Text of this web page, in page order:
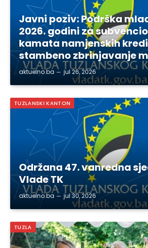
Javni poziv: Podrška
2026. godini za
kamata namjenskih
stambeno zbrinjavanje
aktuelno.ba jul 26, 2026
TUZLANSKI KANTON
Održana 47. vanredna
Vlade TK
aktuelno.ba jul 30, 2026
TUZLA